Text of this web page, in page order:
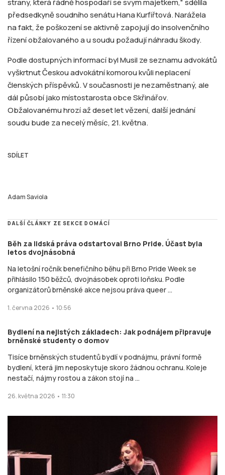
strany, která řádně hospodaří se svým majetkem," sdělila
předsedkyně soudního senátu Hana Kurfiřtová. Narážela
na fakt, že poškození se aktivně zapojují do insolvenčního
řízení obžalovaného a u soudu požadují náhradu škody.
Podle dostupných informací byl Musil ze seznamu advokátů
vyškrtnut Českou advokátní komorou kvůli neplacení
členských příspěvků. V současnosti je nezaměstnaný, ale
dál působí jako místostarosta obce Skřinářov.
Obžalovanému hrozí až deset let vězení, další jednání
soudu bude za necelý měsíc, 21. května.
SDÍLET
Adam Saviola
DALŠÍ ČLÁNKY ZE SEKCE DOMÁCÍ
Běh za lidská práva odstartoval Brno Pride. Účast byla
letos dvojnásobná
Na letošní ročník benefičního běhu při Brno Pride Week se
přihlásilo 150 běžců, dvojnásobek oproti loňsku. Podle
organizátorů brněnské akce nejsou práva queer ...
1. června 2026 • 10:56
Bydlení na nejistých základech: Jak podnájem připravuje
brněnské studenty o domov
Tisíce brněnských studentů bydlí v podnájmu, právní formě
bydlení, která jim neposkytuje skoro žádnou ochranu. Koleje
nestačí, nájmy rostou a zákon stojí na ...
26. května 2026 • 11:30